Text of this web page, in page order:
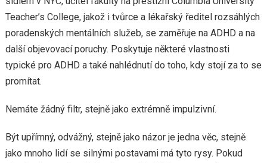
Teacher’s College, jakož i tvůrce a lékařský ředitel rozsáhlých
poradenských mentálních služeb, se zaměřuje na ADHD a na
další objevovací poruchy. Poskytuje některé vlastnosti
typické pro ADHD a také nahlédnutí do toho, kdy stojí za to se
promítat.
Nemáte žádný filtr, stejně jako extrémně impulzivní.
Být upřímný, odvážný, stejně jako názor je jedna věc, stejně
jako mnoho lidí se silnými postavami má tyto rysy. Pokud